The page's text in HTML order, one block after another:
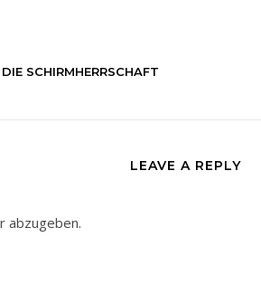
SCHIRMHERRSCHAFT
LEAVE A REPLY
abzugeben.